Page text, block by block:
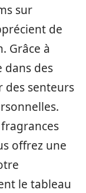
sur
de
Grâce à
dans des
des senteurs
offrez une
le tableau